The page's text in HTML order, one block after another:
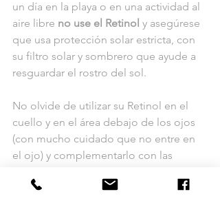
un día en la playa o en una actividad al
aire libre no use el Retinol y asegúrese
que usa protección solar estricta, con
su filtro solar y sombrero que ayude a
resguardar el rostro del sol.
No olvide de utilizar su Retinol en el
cuello y en el área debajo de los ojos
(con mucho cuidado que no entre en
el ojo) y complementarlo con las